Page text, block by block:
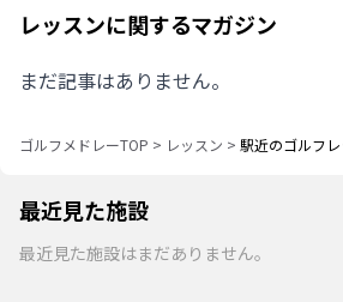
レッスンに関するマガジン
まだ記事はありません。
ゴルフメドレーTOP > レッスン > 駅近のゴルフ
最近見た施設
最近見た施設はまだありません。